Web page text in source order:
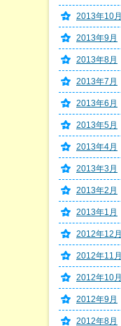
2013年10月
2013年9月
2013年8月
2013年7月
2013年6月
2013年5月
2013年4月
2013年3月
2013年2月
2013年1月
2012年12月
2012年11月
2012年10月
2012年9月
2012年8月